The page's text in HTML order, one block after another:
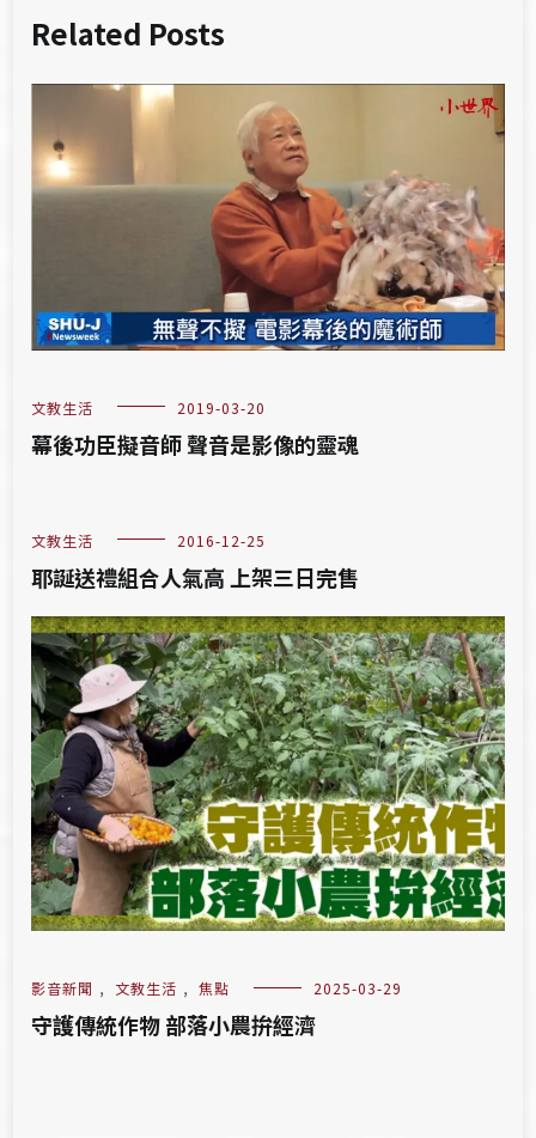
Related Posts
文教生活 2019-03-20
幕後功臣擬音師 聲音是影像的靈魂
文教生活 2016-12-25
耶誕送禮組合人氣高 上架三日完售
影音新聞 , 文教生活 , 焦點 2025-03-29
守護傳統作物 部落小農拚經濟